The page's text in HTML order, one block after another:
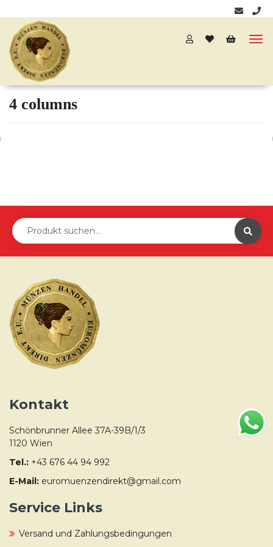
4 columns
Kontakt
Schönbrunner Allee 37A-39B/1/3
1120 Wien
Tel.: +43 676 44 94 992
E-Mail: euromuenzendirekt@gmail.com
Service Links
Versand und Zahlungsbedingungen